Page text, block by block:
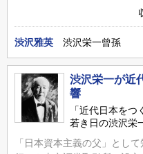
渋沢雅英 渋沢栄一曾孫
渋沢栄一が近
響
「近代日本をつ
若き日の渋沢栄
「日本資本主義の父」とし